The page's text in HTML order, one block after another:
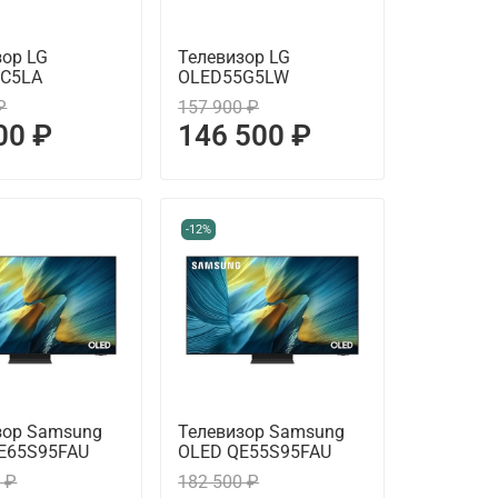
LG
₽
Телевизор LG
OLED55G5LW
157 900 ₽
146 500 ₽
Samsung
₽
-12%
Телевизор Samsung
OLED QE55S95FAU
182 500 ₽